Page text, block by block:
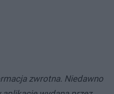
zwrotna. Niedawno